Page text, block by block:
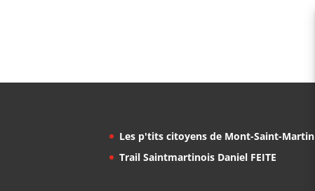
Les p'tits citoyens de Mont-Saint-Martin
Trail Saintmartinois Daniel FEITE